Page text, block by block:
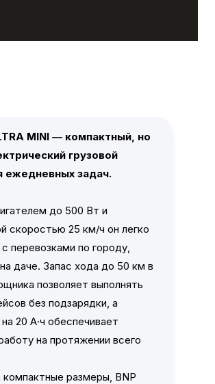
MINI — компактный, но
грузовой
ежедневных задач.
до 500 Вт и
скоростью 25 км/ч он легко
перевозками по городу,
даче. Запас хода до 50 км в
позволяет выполнять
без подзарядки, а
20 А·ч обеспечивает
на протяжении всего
размеры, BNP